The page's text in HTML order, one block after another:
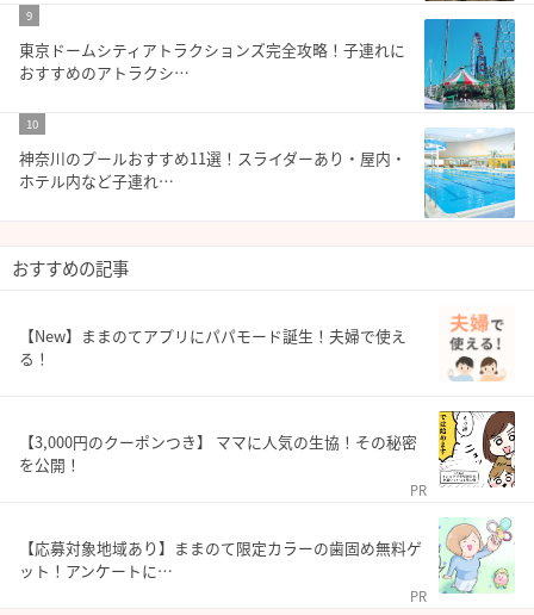
9
東京ドームシティアトラクションズ完全攻略！子連れに
おすすめのアトラクシ…
10
神奈川のプールおすすめ11選！スライダーあり・屋内・
ホテル内など子連れ…
おすすめの記事
【New】ままのてアプリにパパモード誕生！夫婦で使え
る！
【3,000円のクーポンつき】 ママに人気の生協！その秘密
を公開！
PR
【応募対象地域あり】ままのて限定カラーの歯固め無料ゲ
ット！アンケートに…
PR